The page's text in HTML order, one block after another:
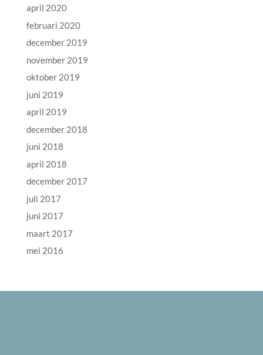
april 2020
februari 2020
december 2019
november 2019
oktober 2019
juni 2019
april 2019
december 2018
juni 2018
april 2018
december 2017
juli 2017
juni 2017
maart 2017
mei 2016